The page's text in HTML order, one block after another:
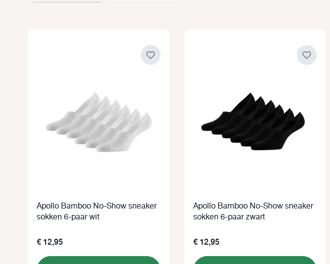
Apollo Bamboo No-Show sneaker
sokken 6-paar wit
€ 12,95
Apollo Bamboo No-Show sneaker
sokken 6-paar zwart
€ 12,95